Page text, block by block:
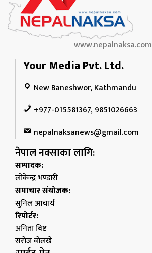
www.nepalnaksa.com
Your Media Pvt. Ltd.
New Baneshwor, Kathmandu
+977-015581367, 9851026663
nepalnaksanews@gmail.com
नेपाल नक्साका लागि:
सम्पादक:
लोकेन्द्र भण्डारी
समाचार संयोजक:
सुनिल आचार्य
रिपोर्टर:
अनिता बिष्ट
सरोज वोलखे